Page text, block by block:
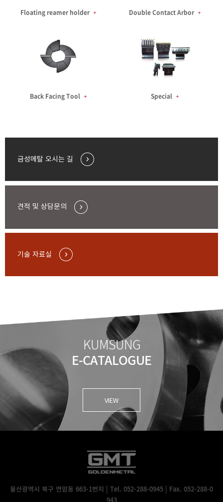
Floating reamer holder + Double Contact Arbor +
Back Facing Tool + Special +
금성메탈 오시는 길
견적 및 상담문의
기술 자료실
KUMSUNG
E-CATALOGUE
VIEW
울산광역시 북구 연암동 663-1번지 | Tel. 052-288-0945 | Fax. 052-288-0
943